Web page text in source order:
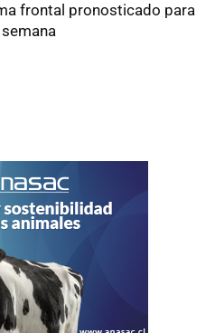
frontal pronosticado para